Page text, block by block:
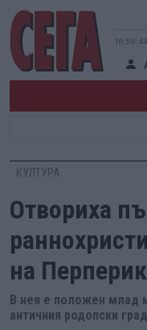
КУЛТУРА
Отвориха
на
В нея е положен млад
античния родопски град